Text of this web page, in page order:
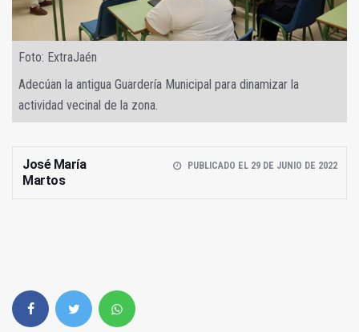
Foto: ExtraJaén
Adecúan la antigua Guardería Municipal para dinamizar la
actividad vecinal de la zona.
José María
Martos
PUBLICADO EL 29 DE JUNIO DE 2022